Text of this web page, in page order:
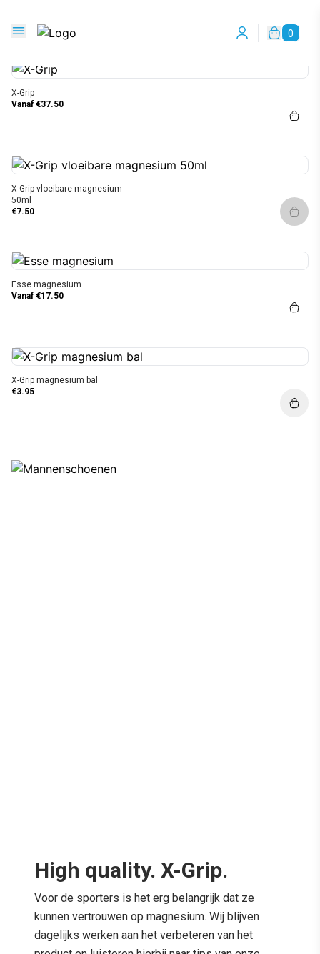
Login 0
Bekijk onze collectie!
X-Grip
Vanaf €37.50
X-Grip vloeibare magnesium
50ml
€7.50
Dit
Esse magnesium
Vanaf €17.50
X-Grip magnesium bal
€3.95
High quality. X-Grip.
Voor de sporters is het erg belangrijk dat ze
kunnen vertrouwen op magnesium. Wij blijven
dagelijks werken aan het verbeteren van het